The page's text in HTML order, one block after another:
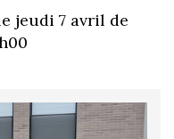
jeudi 7 avril de